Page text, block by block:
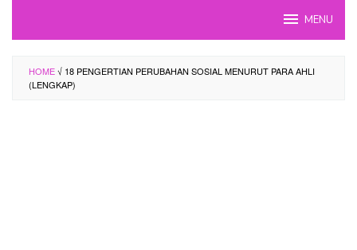
MENU
HOME√ 18 PENGERTIAN PERUBAHAN SOSIAL MENURUT PARA AHLI
(LENGKAP)